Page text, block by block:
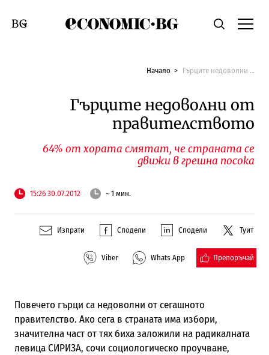
Economic.bgТърсене
Смяна на език
Начало Гърците недоволни от правителството
Гърците недоволни от
правителството
64% от хората смятат, че страната се
движи в грешна посока
15:26 30.07.2012 ~ 1 мин.
Изпрати Сподели Сподели Туит
Viber Whats App Препоръчай
Повечето гърци са недоволни от сегашното
правителство. Ако сега в страната има избори,
значителна част от тях биха заложили на радикалната
левица СИРИЗА, сочи социологическо проучване,